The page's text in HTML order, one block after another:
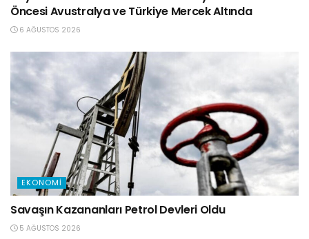
Öncesi Avustralya ve Türkiye Mercek Altında
6 AĞUSTOS 2026
EKONOMI
Savaşın Kazananları Petrol Devleri Oldu
5 AĞUSTOS 2026